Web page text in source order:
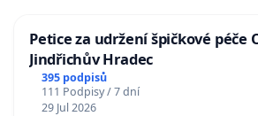
Petice za udržení špičkové péče
Jindřichův Hradec
395 podpisů
111 Podpisy / 7 dní
29 Jul 2026